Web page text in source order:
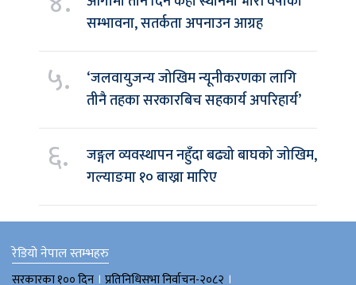
सम्भावना, सतर्कता अपनाउन आग्रह
५.
‘जलवायुजन्य जोखिम न्यूनीकरणका लागि
तीनै तहका सरकारबिच सहकार्य अपरिहार्य’
६.
जङ्गल व्यवस्थापन नहुँदा बढ्यो बाघको जोखिम,
गल्याङमा १० बाख्रा मारिए
रेडियो नेपाल स्तम्भहरु
सरकारका १०० दिन । प्रतिनिधिसभा निर्वाचन-२०८२ ।